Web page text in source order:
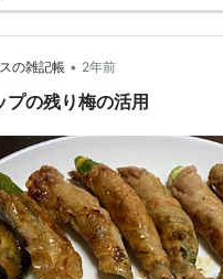
の雑記帳 • 2年前
プの残り梅の活用